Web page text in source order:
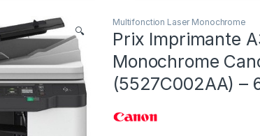
🔍
Multifonction Laser Monochrome
Prix Imprimante
Monochrome
(5527C002AA) –